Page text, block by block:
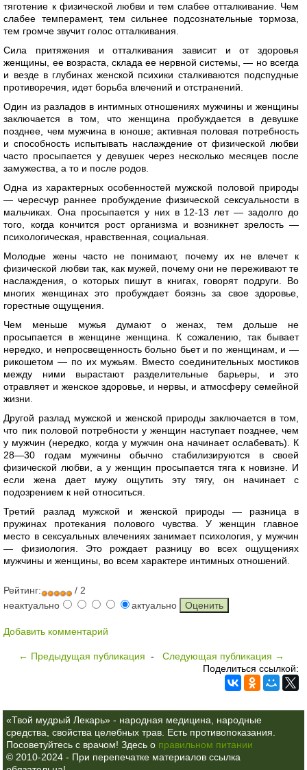
тяготение к физической любви и тем слабее отталкивание. Чем
слабее темперамент, тем сильнее подсознательные тормоза,
тем громче звучит голос отталкивания.
Сила притяжения и отталкивания зависит и от здоровья
женщины, ее возраста, склада ее нервной системы, — но всегда
и везде в глубинах женской психики сталкиваются подспудные
противоречия, идет борьба влечений и отстранений.
Один из разладов в интимных отношениях мужчины и женщины
заключается в том, что женщина пробуждается в девушке
позднее, чем мужчина в юноше; активная половая потребность
и способность испытывать наслаждение от физической любви
часто просыпается у девушек через несколько месяцев после
замужества, а то и после родов.
Одна из характерных особенностей мужской половой природы
— чересчур раннее пробуждение физической сексуальности в
мальчиках. Она просыпается у них в 12-13 лет — задолго до
того, когда кончится рост организма и возникнет зрелость —
психологическая, нравственная, социальная.
Молодые жены часто не понимают, почему их не влечет к
физической любви так, как мужей, почему они не переживают те
наслаждения, о которых пишут в книгах, говорят подруги. Во
многих женщинах это пробуждает боязнь за свое здоровье,
горестные ощущения.
Чем меньше мужья думают о женах, тем дольше не
просыпается в женщине женщина. К сожалению, так бывает
нередко, и непросвещенность больно бьет и по женщинам, и —
рикошетом — по их мужьям. Вместо соединительных мостиков
между ними вырастают разделительные барьеры, и это
отравляет и женское здоровье, и нервы, и атмосферу семейной
жизни.
Другой разлад мужской и женской природы заключается в том,
что пик половой потребности у женщин наступает позднее, чем
у мужчин (нередко, когда у мужчин она начинает ослабевать). К
28—30 годам мужчины обычно стабилизируются в своей
физической любви, а у женщин просыпается тяга к новизне. И
если жена дает мужу ощутить эту тягу, он начинает с
подозрением к ней относиться.
Третий разлад мужской и женской природы — разница в
пружинах протекания полового чувства. У женщин главное
место в сексуальных влечениях занимает психология, у мужчин
— физиология. Это рождает разницу во всех ощущениях
мужчины и женщины, во всем характере интимных отношений.
Рейтинг:
/ 2
неактуально
актуально
Добавить комментарий
← Предыдущая публикация - Следующая публикация →
Поделиться ссылкой:
«Твой мудрый Лекарь» - народная медицина, народные
средства, свойства целебных трав. Есть противопоказания.
Посоветуйтесь с врачом! Здесь о правильном питании
© 2010-2024 - При перепечатке материалов ссылка